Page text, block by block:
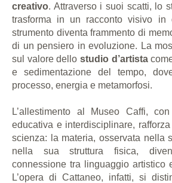
creativo. Attraverso i suoi scatti, lo
trasforma in un racconto visivo in
strumento diventa frammento di
di un pensiero in evoluzione. La
sul valore dello studio d’artista
e sedimentazione del tempo,
processo, energia e metamorfosi.
L’allestimento al Museo Caffi,
educativa e interdisciplinare,
scienza: la materia, osservata nella
nella sua struttura fisica,
connessione tra linguaggio artistico
L’opera di Cattaneo, infatti, si